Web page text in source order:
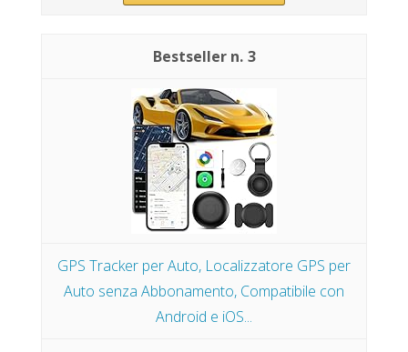
3
GPS Tracker per Auto, Localizzatore GPS per
Auto senza Abbonamento, Compatibile con
Android e iOS...